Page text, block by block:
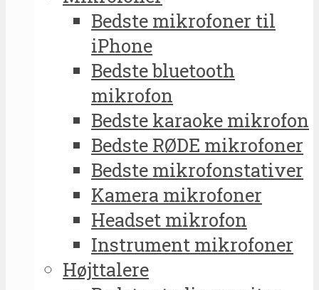
Bedste mikrofoner til
iPhone
Bedste bluetooth
mikrofon
Bedste karaoke mikrofon
Bedste RØDE mikrofoner
Bedste mikrofonstativer
Kamera mikrofoner
Headset mikrofon
Instrument mikrofoner
Højttalere